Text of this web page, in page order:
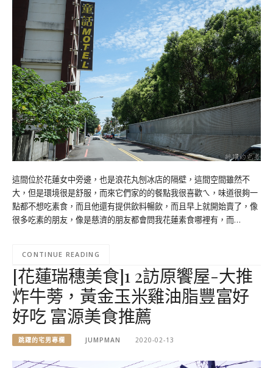
這間位於花蓮女中旁邊，也是浪花丸刨冰店的隔壁，這間空間雖然不
大，但是環境很是舒服，而來它們家的的餐點我很喜歡ㄟ，味道很夠一
點都不想吃素食，而且他還有提供飲料暢飲，而且早上就開始賣了，像
很多吃素的朋友，像是慈濟的朋友都會問我花蓮素食哪裡有，而…
CONTINUE READING
[花蓮瑞穗美食]1 2訪原饗屋-大推
炸牛蒡，黃金玉米雞油脂豐富好
好吃 富源美食推薦
跳躍的宅男專欄 JUMPMAN 2020-02-13